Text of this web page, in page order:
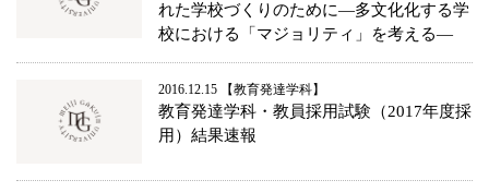
れた学校づくりのために―多文化化する学
校における「マジョリティ」を考える―
2016.12.15 教育発達学科
教育発達学科・教員採用試験（2017年度採
用）結果速報